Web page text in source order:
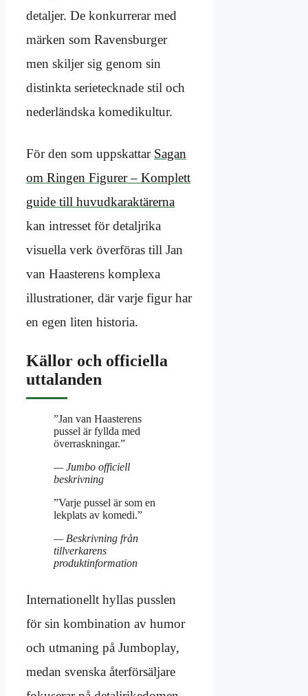
detaljer. De konkurrerar med
märken som Ravensburger
men skiljer sig genom sin
distinkta serietecknade stil och
nederländska komedikultur.
För den som uppskattar Sagan
om Ringen Figurer – Komplett
guide till huvudkaraktärerna
kan intresset för detaljrika
visuella verk överföras till Jan
van Haasterens komplexa
illustrationer, där varje figur har
en egen liten historia.
Källor och officiella
uttalanden
”Jan van Haasterens
pussel är fyllda med
överraskningar.”
— Jumbo officiell
beskrivning
”Varje pussel är som en
lekplats av komedi.”
— Beskrivning från
tillverkarens
produktinformation
Internationellt hyllas pusslen
för sin kombination av humor
och utmaning på Jumboplay,
medan svenska återförsäljare